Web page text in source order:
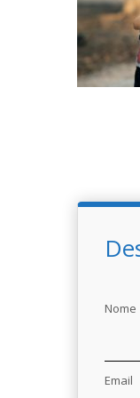
Nome
Email